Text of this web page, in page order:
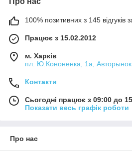
100% позитивних з 145 відгуків
Працює з 15.02.2012
м. Харків
пл. Ю.Кононенка, 1а, Авторынок
Контакти
Сьогодні працює з 09:00 до
Показати весь графік роботи
Про нас